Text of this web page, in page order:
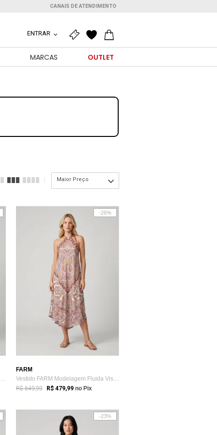
CANAIS DE ATENDIMENTO
ENTRAR
MARCAS OUTLET
Maior Preço
Vestido Feminino FARM Midi Decote Quadrado Verde
-26%
FARM
Vestido FARM Modelagem Fluida Viscose Roxo
R$ 649,99 R$ 479,99 no Pix
-23%